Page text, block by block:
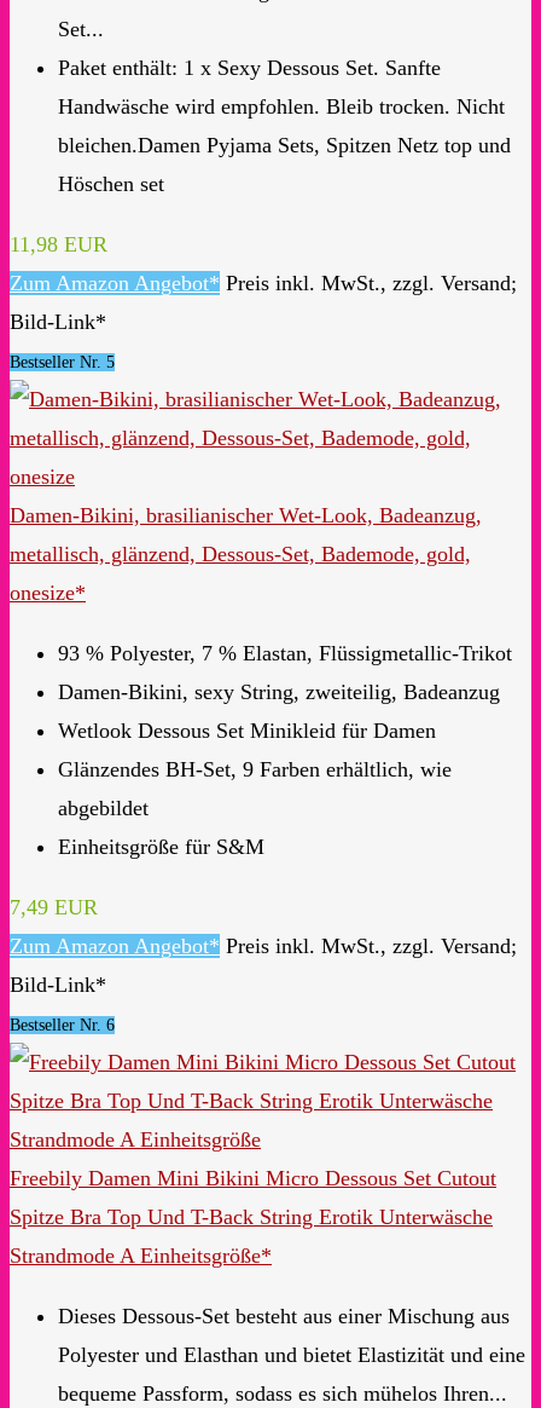
Set...
Paket enthält: 1 x Sexy Dessous Set. Sanfte
Handwäsche wird empfohlen. Bleib trocken. Nicht
bleichen.Damen Pyjama Sets, Spitzen Netz top und
Höschen set
11,98 EUR
Zum Amazon Angebot* Preis inkl. MwSt., zzgl. Versand;
Bild-Link*
Bestseller Nr. 5
Damen-Bikini, brasilianischer Wet-Look, Badeanzug,
metallisch, glänzend, Dessous-Set, Bademode, gold,
onesize*
93 % Polyester, 7 % Elastan, Flüssigmetallic-Trikot
Damen-Bikini, sexy String, zweiteilig, Badeanzug
Wetlook Dessous Set Minikleid für Damen
Glänzendes BH-Set, 9 Farben erhältlich, wie
abgebildet
Einheitsgröße für S&M
7,49 EUR
Zum Amazon Angebot* Preis inkl. MwSt., zzgl. Versand;
Bild-Link*
Bestseller Nr. 6
Freebily Damen Mini Bikini Micro Dessous Set Cutout
Spitze Bra Top Und T-Back String Erotik Unterwäsche
Strandmode A Einheitsgröße*
Dieses Dessous-Set besteht aus einer Mischung aus
Polyester und Elasthan und bietet Elastizität und eine
bequeme Passform, sodass es sich mühelos Ihren...